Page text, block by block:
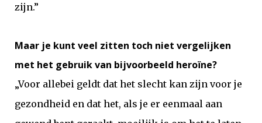
zijn.”
Maar je kunt veel zitten toch niet vergelijken
met het gebruik van bijvoorbeeld heroïne?
„Voor allebei geldt dat het slecht kan zijn voor je
gezondheid en dat het, als je er eenmaal aan